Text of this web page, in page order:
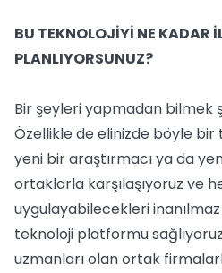
BU TEKNOLOJİYİ NE KADAR
PLANLIYORSUNUZ?
Bir şeyleri yapmadan bilmek
Özellikle de elinizde böyle bir
yeni bir araştırmacı ya da
ortaklarla karşılaşıyoruz ve
uygulayabilecekleri
teknoloji platformu
uzmanları olan ortak